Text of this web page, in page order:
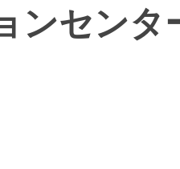
ンセン